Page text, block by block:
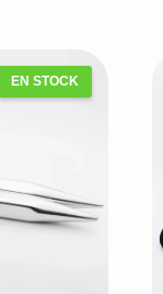
EN STOCK